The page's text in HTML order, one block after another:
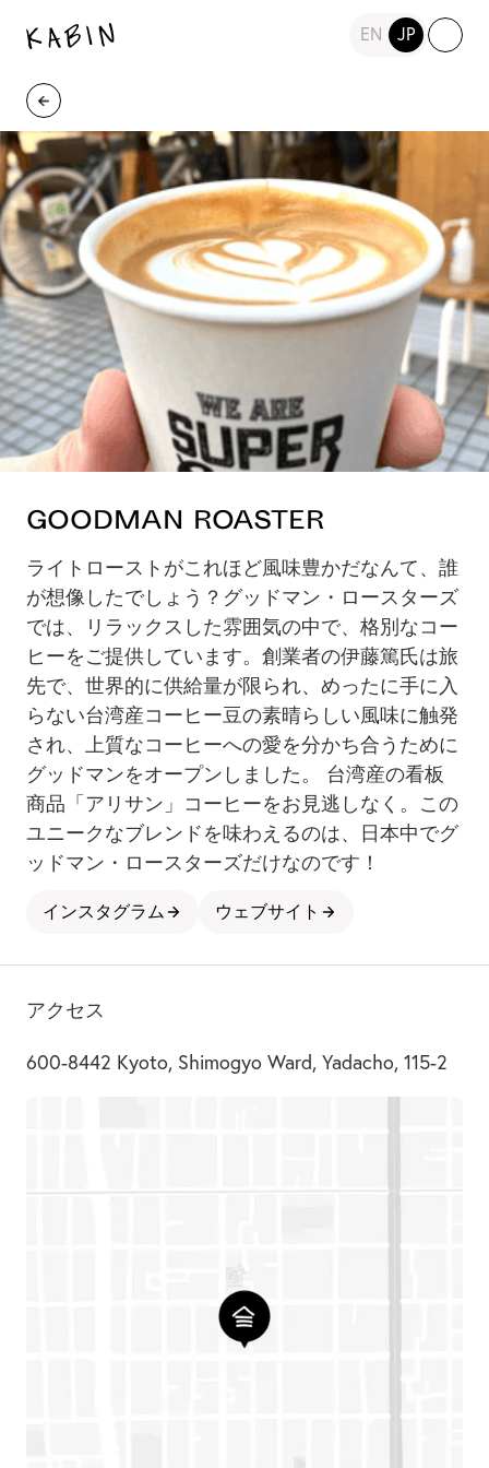
EN JP
Goodman Roaster
ライトローストがこれほど風味豊かだなんて、誰
が想像したでしょう？グッドマン・ロースターズ
では、リラックスした雰囲気の中で、格別なコー
ヒーをご提供しています。創業者の伊藤篤氏は旅
先で、世界的に供給量が限られ、めったに手に入
らない台湾産コーヒー豆の素晴らしい風味に触発
され、上質なコーヒーへの愛を分かち合うために
グッドマンをオープンしました。 台湾産の看板
商品「アリサン」コーヒーをお見逃しなく。この
ユニークなブレンドを味わえるのは、日本中でグ
ッドマン・ロースターズだけなのです！
インスタグラム ウェブサイト
アクセス
600-8442 Kyoto, Shimogyo Ward, Yadacho, 115-2